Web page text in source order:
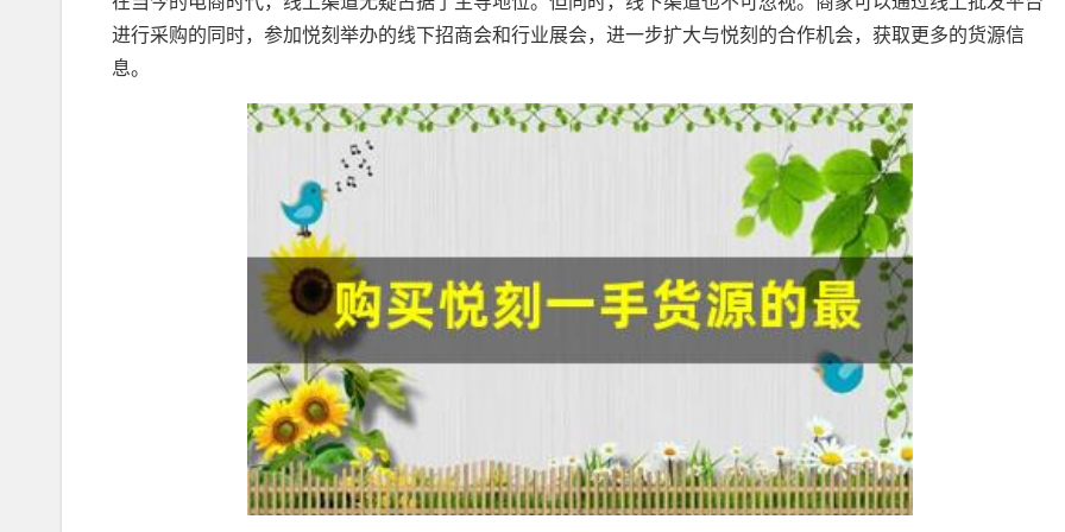
进行采购的同时，参加悦刻举办的线下招商会和行业展会，进一步扩大与悦刻的合作机会，获取更多的货源信
息。